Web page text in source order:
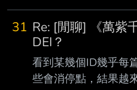
31 Re: [閒聊] 《萬紫
DEI？
看到某幾個ID幾乎每
些會消停點，結果越